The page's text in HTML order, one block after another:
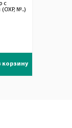
с
(ОХР, №..)
корзину